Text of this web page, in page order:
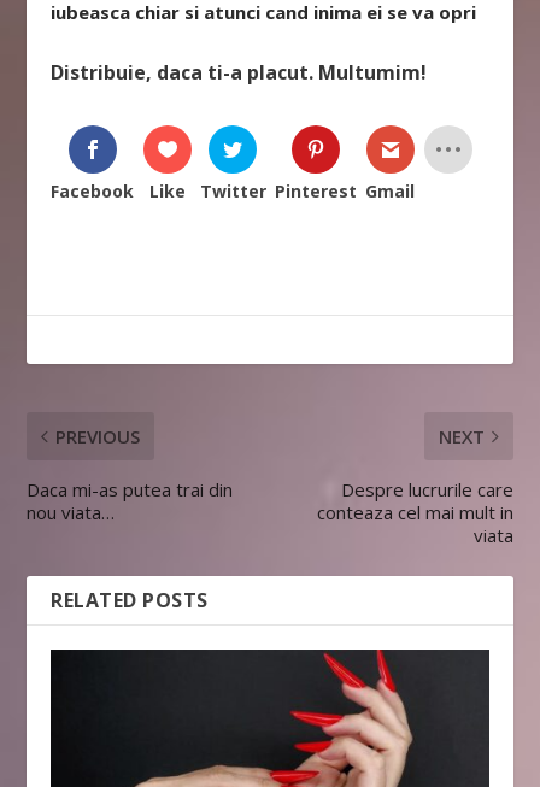
iubeasca chiar si atunci cand inima ei se va opri
Distribuie, daca ti-a placut. Multumim!
Facebook Like Twitter Pinterest Gmail
PREVIOUS
Daca mi-as putea trai din
nou viata…
NEXT
Despre lucrurile care
conteaza cel mai mult in
viata
RELATED POSTS